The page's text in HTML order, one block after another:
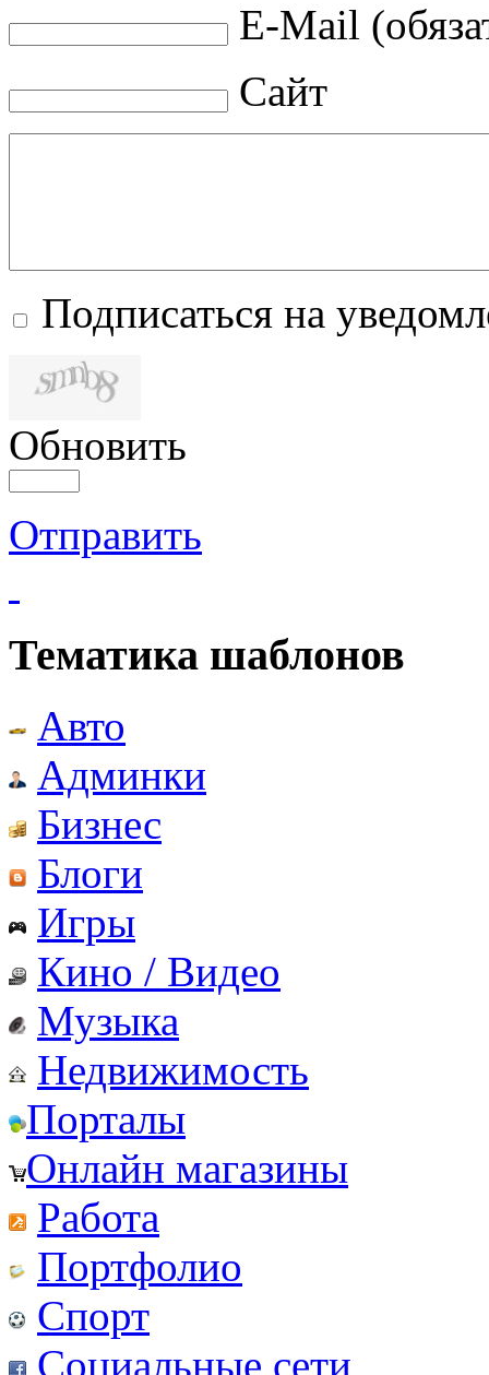
E-Mail
Сайт
Подписаться на
Обновить
Отправить
Тематика шаблонов
Авто
Админки
Бизнес
Блоги
Игры
Кино / Видео
Музыка
Недвижимость
Порталы
Онлайн магазины
Работа
Портфолио
Спорт
Социальные сети